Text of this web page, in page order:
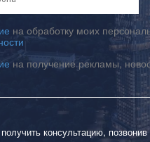
на обработку моих
на получение рекламы,
консультацию,